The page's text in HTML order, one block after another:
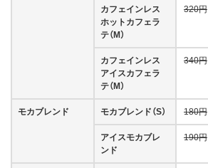
カフェインレス
ホットカフェラ
テ（M）
320円
カフェインレス
アイスカフェラ
テ（M）
340円
モカブレンド モカブレンド（S） 180円
アイスモカブレ
ンド
190円